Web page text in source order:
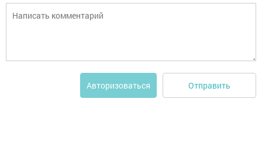
Авторизоваться Отправить